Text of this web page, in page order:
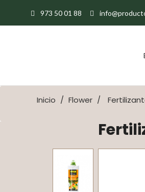
973 50 01 88
Inicio Flower